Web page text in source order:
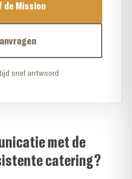
de Mission
snel antwoord
met de
catering?